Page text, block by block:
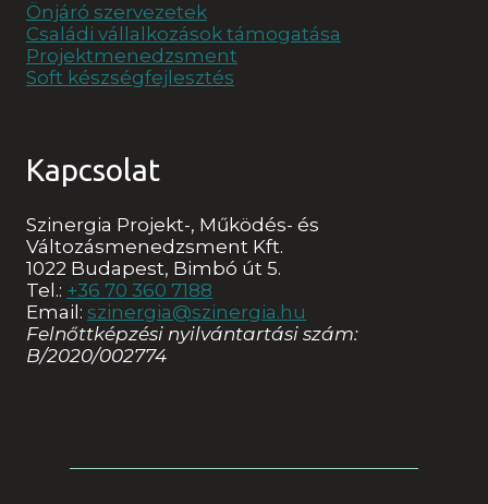
Önjáró szervezetek
Családi vállalkozások támogatása
Projektmenedzsment
Soft készségfejlesztés
Kapcsolat
Szinergia Projekt-, Működés- és
Változásmenedzsment Kft.
1022 Budapest, Bimbó út 5.
Tel.: +36 70 360 7188
Email: szinergia@szinergia.hu
Felnőttképzési nyilvántartási szám:
B/2020/002774